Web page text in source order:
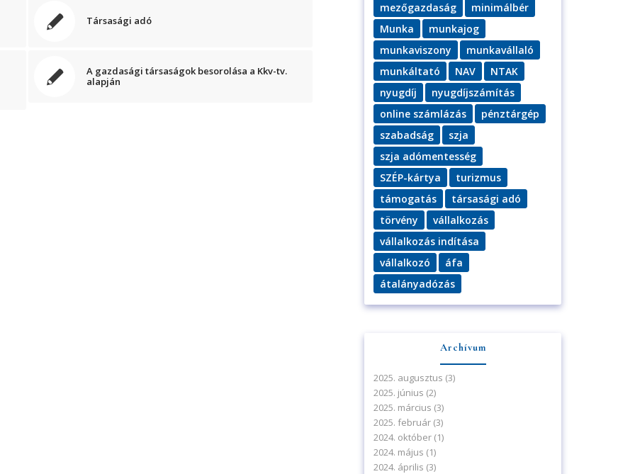
Társasági adó
A gazdasági társaságok besorolása a Kkv-tv.
alapján
mezőgazdaság
minimálbér
Munka
munkajog
munkaviszony
munkavállaló
munkáltató
NAV
NTAK
nyugdíj
nyugdíjszámítás
online számlázás
pénztárgép
szabadság
szja
szja adómentesség
SZÉP-kártya
turizmus
támogatás
társasági adó
törvény
vállalkozás
vállalkozás indítása
vállalkozó
áfa
átalányadózás
Archívum
2025. augusztus (3)
2025. június (2)
2025. március (3)
2025. február(3)
2024. október(1)
2024. május (1)
2024. április (3)